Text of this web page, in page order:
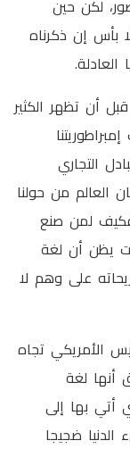
لكن حين
إن ذكرناه
العادلة.
أن تظهر الكثير
التجاري
من حولنا
فكيف لمن صنع
يظن أن لغة
على وهم لا
الأمريكي تجاه
أنها لغة
أتي بها إلى
ضجيجا